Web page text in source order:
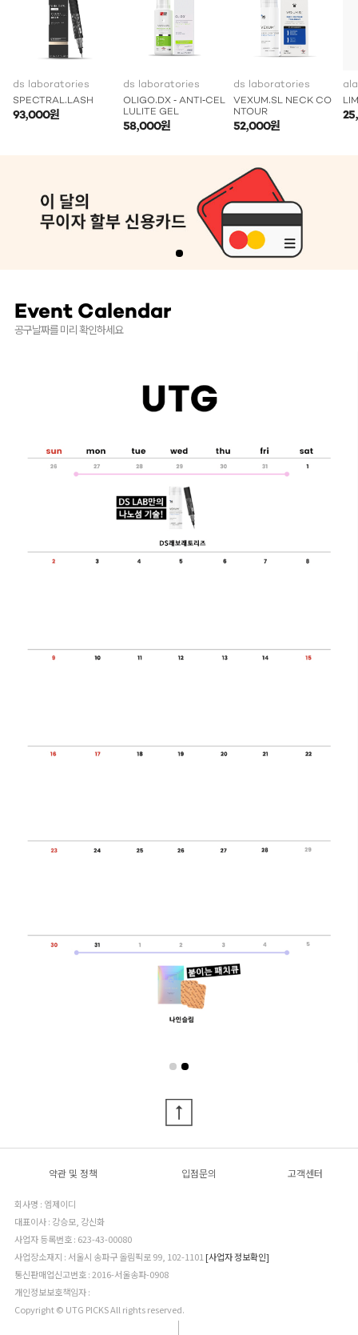
ds laboratories
SPECTRAL.LASH
93,000원
ds laboratories
OLIGO.DX - ANTI-CEL
LULITE GEL
58,000원
ds laboratories
VEXUM.SL NECK CO
NTOUR
52,000원
Event Calendar
공구날짜를 미리 확인하세요
약관 및 정책 입점문의 고객센터
회사명 : 엠제이디
대표이사 : 강승모, 강신화
사업자 등록번호 : 623-43-00080
사업장소재지 : 서울시 송파구 올림픽로 99, 102-1101 [사업자 정보확인]
통신판매업신고번호 : 2016-서울송파-0908
개인정보보호책임자 :
Copyright © UTG PICKS All rights reserved.